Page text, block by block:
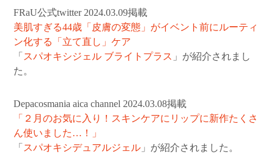
FRaU公式twitter 2024.03.09掲載
美肌すぎる44歳「皮膚の変態」がイベント前にルーティ
ン化する「立て直し」ケア
「 スパオキシジェル ブライトプラス 」が紹介されまし
た。
Depacosmania aica channel 2024.03.08掲載
「２月のお気に入り！スキンケアにリップに新作たくさ
ん使いました…！」
「 スパオキシデュアルジェル 」が紹介されました。